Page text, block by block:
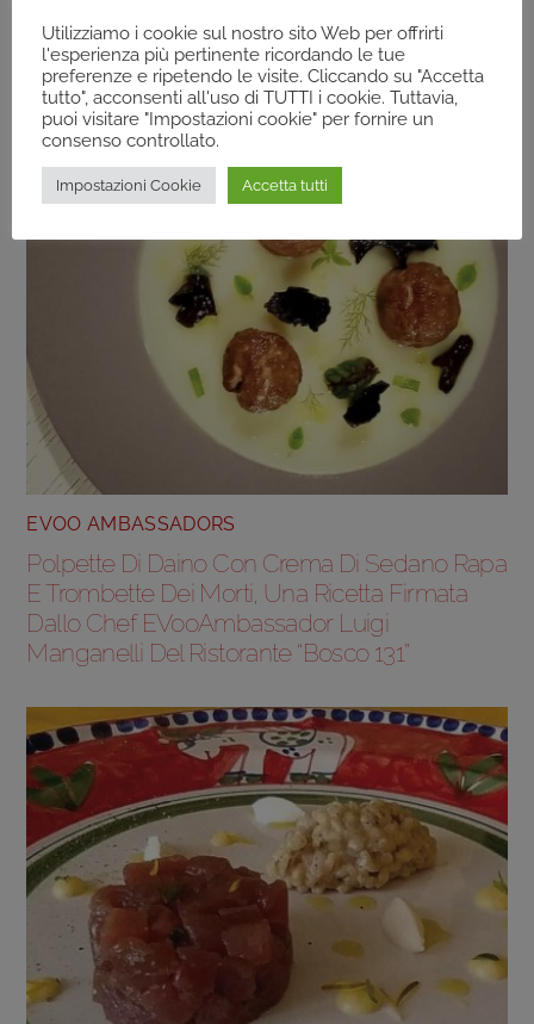
EVooAmbassador Paolo Trippini
EVOO AMBASSADORS
Polpette Di Daino Con Crema Di Sedano Rapa
E Trombette Dei Morti, Una Ricetta Firmata
Dallo Chef EVooAmbassador Luigi
Manganelli Del Ristorante “Bosco 131”
Utilizziamo i cookie sul nostro sito Web per offrirti
l'esperienza più pertinente ricordando le tue
preferenze e ripetendo le visite. Cliccando su "Accetta
tutto", acconsenti all'uso di TUTTI i cookie. Tuttavia,
puoi visitare "Impostazioni cookie" per fornire un
consenso controllato.
Impostazioni Cookie Accetta tutti